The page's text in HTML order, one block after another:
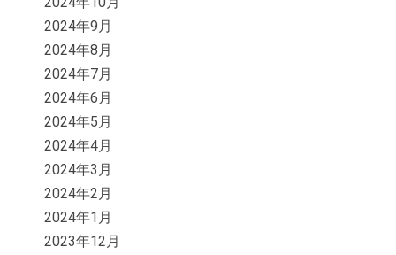
2024年9月
2024年8月
2024年7月
2024年6月
2024年5月
2024年4月
2024年3月
2024年2月
2024年1月
2023年12月